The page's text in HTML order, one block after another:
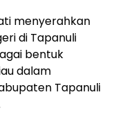
menyerahkan
di Tapanuli
bentuk
dalam
Tapanuli